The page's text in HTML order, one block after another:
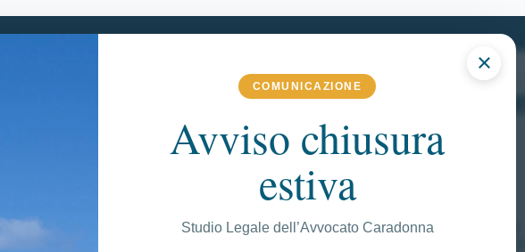
×
COMUNICAZIONE
Avviso chiusura
estiva
Studio Legale dell’Avvocato Caradonna